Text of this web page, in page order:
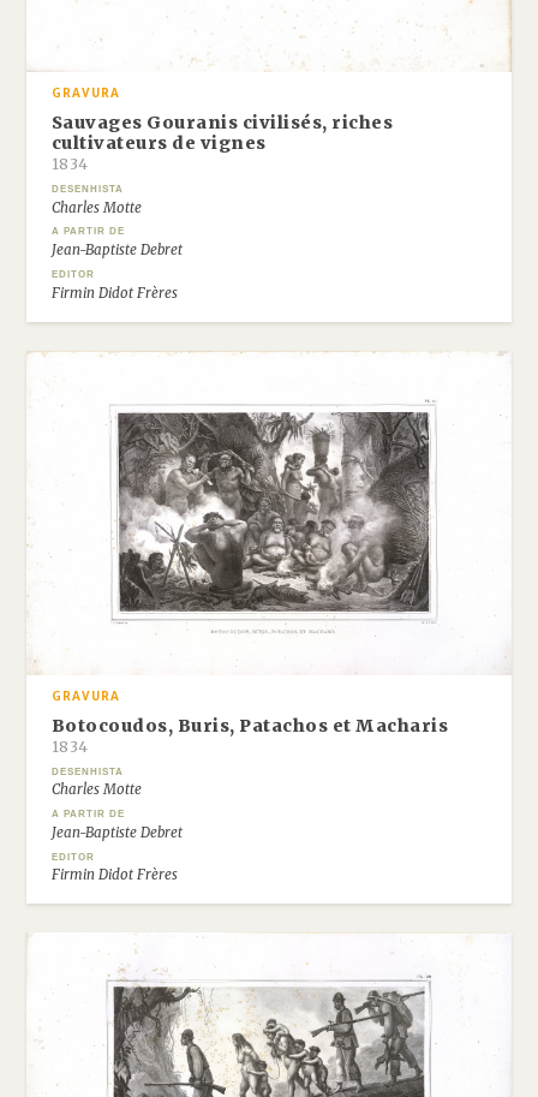
GRAVURA
Sauvages Gouranis civilisés, riches
cultivateurs de vignes
1834
DESENHISTA
Charles Motte
A PARTIR DE
Jean-Baptiste Debret
EDITOR
Firmin Didot Frères
GRAVURA
Botocoudos, Buris, Patachos et Macharis
1834
DESENHISTA
Charles Motte
A PARTIR DE
Jean-Baptiste Debret
EDITOR
Firmin Didot Frères